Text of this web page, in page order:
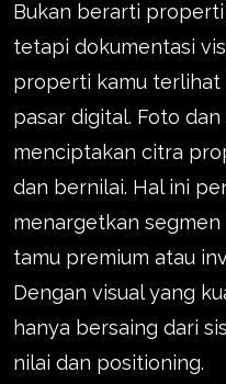
Bukan berarti
tetapi dokumentasi
properti kamu terlihat
pasar digital. Foto
menciptakan citra
dan bernilai. Hal ini
menargetkan
tamu premium atau
Dengan visual yang
hanya bersaing dari
nilai dan positioning.